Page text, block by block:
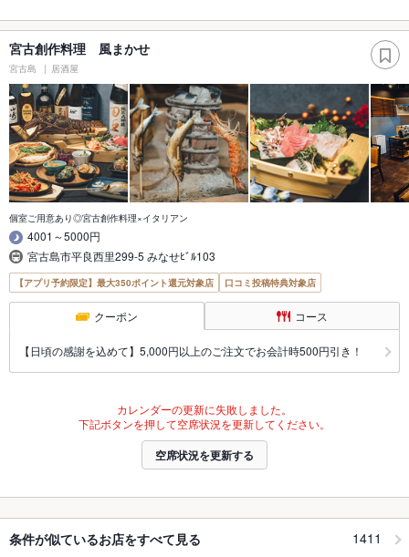
宮古創作料理 風まかせ
宮古島 居酒屋
個室ご用意あり◎宮古創作料理×イタリアン
4001～5000円
宮古島市平良西里299-5 みなせﾋﾞﾙ103
【アプリ予約限定】最大350ポイント還元対象店 口コミ投稿特典対象店
クーポン コース
【日頃の感謝を込めて】5,000円以上のご注文でお会計時500円引き！
カレンダーの更新に失敗しました。
下記ボタンを押して空席状況を更新してください。
空席状況を更新する
条件が似ているお店をすべて見る 1411